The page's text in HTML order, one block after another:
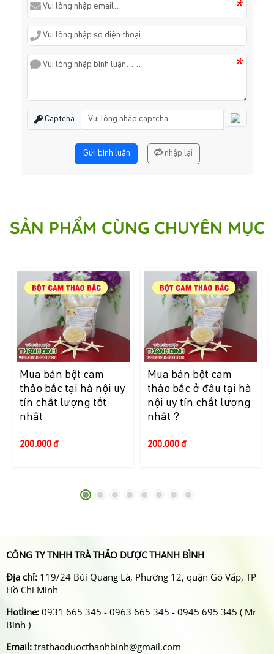
*
*
Captcha
Gửi bình luận nhập lại
SẢN PHẨM CÙNG CHUYÊN MỤC
Mua bán bột cam
thảo bắc tại hà nội uy
tín chất lượng tốt
nhất
200.000 đ
Mua bán bột cam
thảo bắc ở đâu tại hà
nội uy tín chất lượng
nhất ?
200.000 đ
CÔNG TY TNHH TRÀ THẢO DƯỢC THANH BÌNH
Địa chỉ: 119/24 Bùi Quang Là, Phường 12, quận Gò Vấp, TP
Hồ Chí Minh
Hotline: 0931 665 345 - 0963 665 345 - 0945 695 345 ( Mr
Bình )
Email: trathaoduocthanhbinh@gmail.com